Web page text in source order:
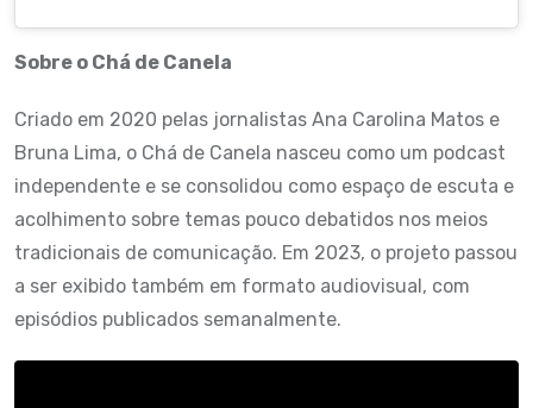
Sobre o Chá de Canela
Criado em 2020 pelas jornalistas Ana Carolina Matos e
Bruna Lima, o Chá de Canela nasceu como um podcast
independente e se consolidou como espaço de escuta e
acolhimento sobre temas pouco debatidos nos meios
tradicionais de comunicação. Em 2023, o projeto passou
a ser exibido também em formato audiovisual, com
episódios publicados semanalmente.